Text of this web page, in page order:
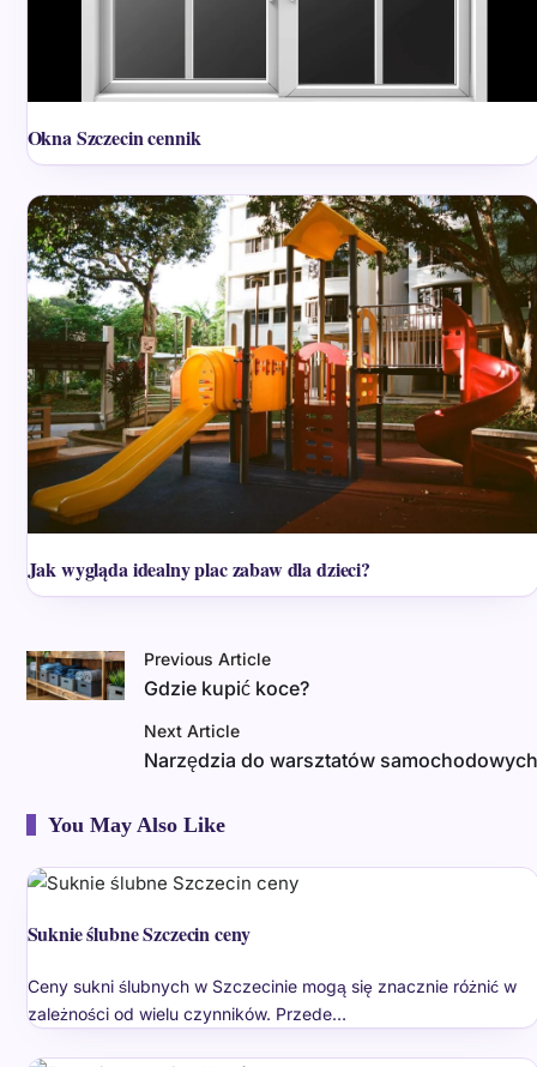
Okna Szczecin cennik
Jak wygląda idealny plac zabaw dla dzieci?
Previous Article
Gdzie kupić koce?
Next Article
Narzędzia do warsztatów
You May Also Like
Suknie ślubne Szczecin ceny
Ceny sukni ślubnych w Szczecinie mogą się znacznie różnić w
zależności od wielu czynników. Przede…